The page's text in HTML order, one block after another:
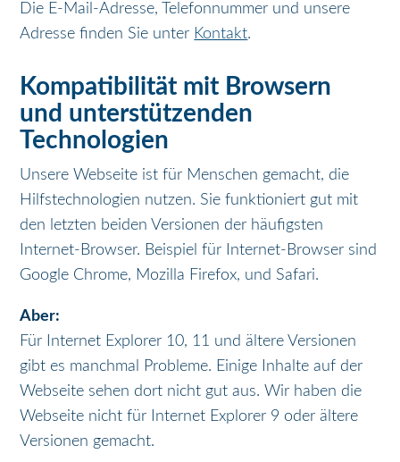
Die E-Mail-Adresse, Telefonnummer und unsere
Adresse finden Sie unter Kontakt.
Kompatibilität mit Browsern
und unterstützenden
Technologien
Unsere Webseite ist für Menschen gemacht, die
Hilfstechnologien nutzen. Sie funktioniert gut mit
den letzten beiden Versionen der häufigsten
Internet-Browser. Beispiel für Internet-Browser sind
Google Chrome, Mozilla Firefox, und Safari.
Aber:
Für Internet Explorer 10, 11 und ältere Versionen
gibt es manchmal Probleme. Einige Inhalte auf der
Webseite sehen dort nicht gut aus. Wir haben die
Webseite nicht für Internet Explorer 9 oder ältere
Versionen gemacht.